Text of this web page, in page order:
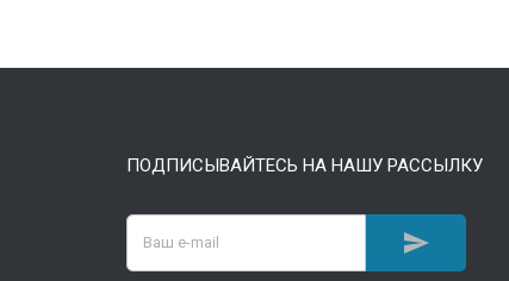
ПОДПИСЫВАЙТЕСЬ НА НАШУ РАССЫЛКУ
